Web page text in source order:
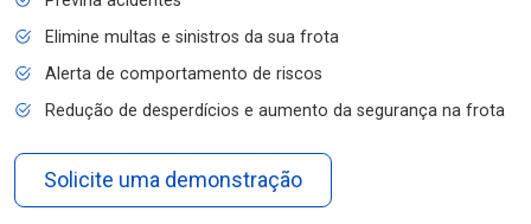
Elimine multas e sinistros da sua frota
Alerta de comportamento de riscos
Redução de desperdícios e aumento da segurança na frota
Solicite uma demonstração